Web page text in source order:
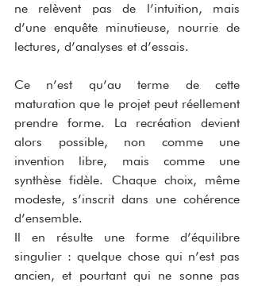
ne relèvent pas de l’intuition, mais
d’une enquête minutieuse, nourrie de
lectures, d’analyses et d’essais.
Ce n’est qu’au terme de cette
maturation que le projet peut réellement
prendre forme. La recréation devient
alors possible, non comme une
invention libre, mais comme une
synthèse fidèle. Chaque choix, même
modeste, s’inscrit dans une cohérence
d’ensemble.
Il en résulte une forme d’équilibre
singulier : quelque chose qui n’est pas
ancien, et pourtant qui ne sonne pas